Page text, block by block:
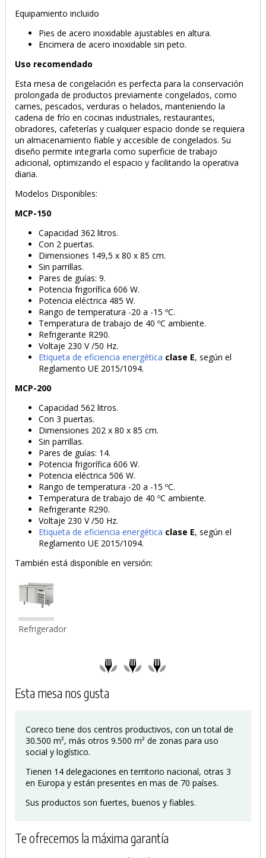
PRODUCTO AÑADIDO AL CARRITO
Equipamiento incluido
Pies de acero inoxidable ajustables en altura.
Encimera de acero inoxidable sin peto.
Uso recomendado
Esta mesa de congelación es perfecta para la conservación
prolongada de productos previamente congelados, como
carnes, pescados, verduras o helados, manteniendo la
cadena de frío en cocinas industriales, restaurantes,
obradores, cafeterías y cualquier espacio donde se requiera
un almacenamiento fiable y accesible de congelados. Su
diseño permite integrarla como superficie de trabajo
adicional, optimizando el espacio y facilitando la operativa
diaria.
Modelos Disponibles:
MCP-150
Capacidad 362 litros.
Con 2 puertas.
Dimensiones 149,5 x 80 x 85 cm.
Sin parrillas.
Pares de guías: 9.
Potencia frigorífica 606 W.
Potencia eléctrica 485 W.
Rango de temperatura -20 a -15 ºC.
Temperatura de trabajo de 40 ºC ambiente.
Refrigerante R290.
Voltaje 230 V /50 Hz.
Etiqueta de eficiencia energética clase E, según el
Reglamento UE 2015/1094.
MCP-200
Capacidad 562 litros.
Con 3 puertas.
Dimensiones 202 x 80 x 85 cm.
Sin parrillas.
Pares de guías: 14.
Potencia frigorífica 606 W.
Potencia eléctrica 506 W.
Rango de temperatura -20 a -15 ºC.
Temperatura de trabajo de 40 ºC ambiente.
Refrigerante R290.
Voltaje 230 V /50 Hz.
Etiqueta de eficiencia energética clase E, según el
Reglamento UE 2015/1094.
También está disponible en versión:
Refrigerador
Esta mesa nos gusta
Coreco tiene dos centros productivos, con un total de
30.500 m², más otros 9.500 m² de zonas para uso
social y logístico.
Tienen 14 delegaciones en territorio nacional, otras 3
en Europa y están presentes en mas de 70 países.
Sus productos son fuertes, buenos y fiables.
Te ofrecemos la máxima garantía